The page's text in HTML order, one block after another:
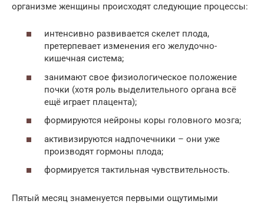
организме женщины происходят следующие процессы:
интенсивно развивается скелет плода,
претерпевает изменения его желудочно-
кишечная система;
занимают свое физиологическое положение
почки (хотя роль выделительного органа всё
ещё играет плацента);
формируются нейроны коры головного мозга;
активизируются надпочечники – они уже
производят гормоны плода;
формируется тактильная чувствительность.
Пятый месяц знаменуется первыми ощутимыми